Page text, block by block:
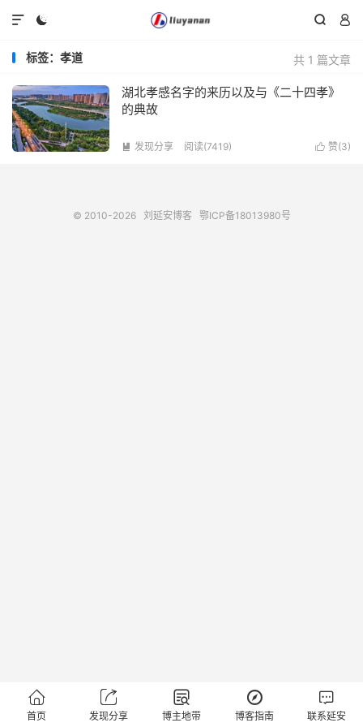
  

共 1 篇文章
标签：孝道
湖北孝感名字的来历以及与《二十四孝》
的典故
 赞(3)
 发现分享 阅读(7419)
© 2010-2026 刘延安博客 鄂ICP备18013980号

首页

发现分享

博主地带

博客指南

联系延安